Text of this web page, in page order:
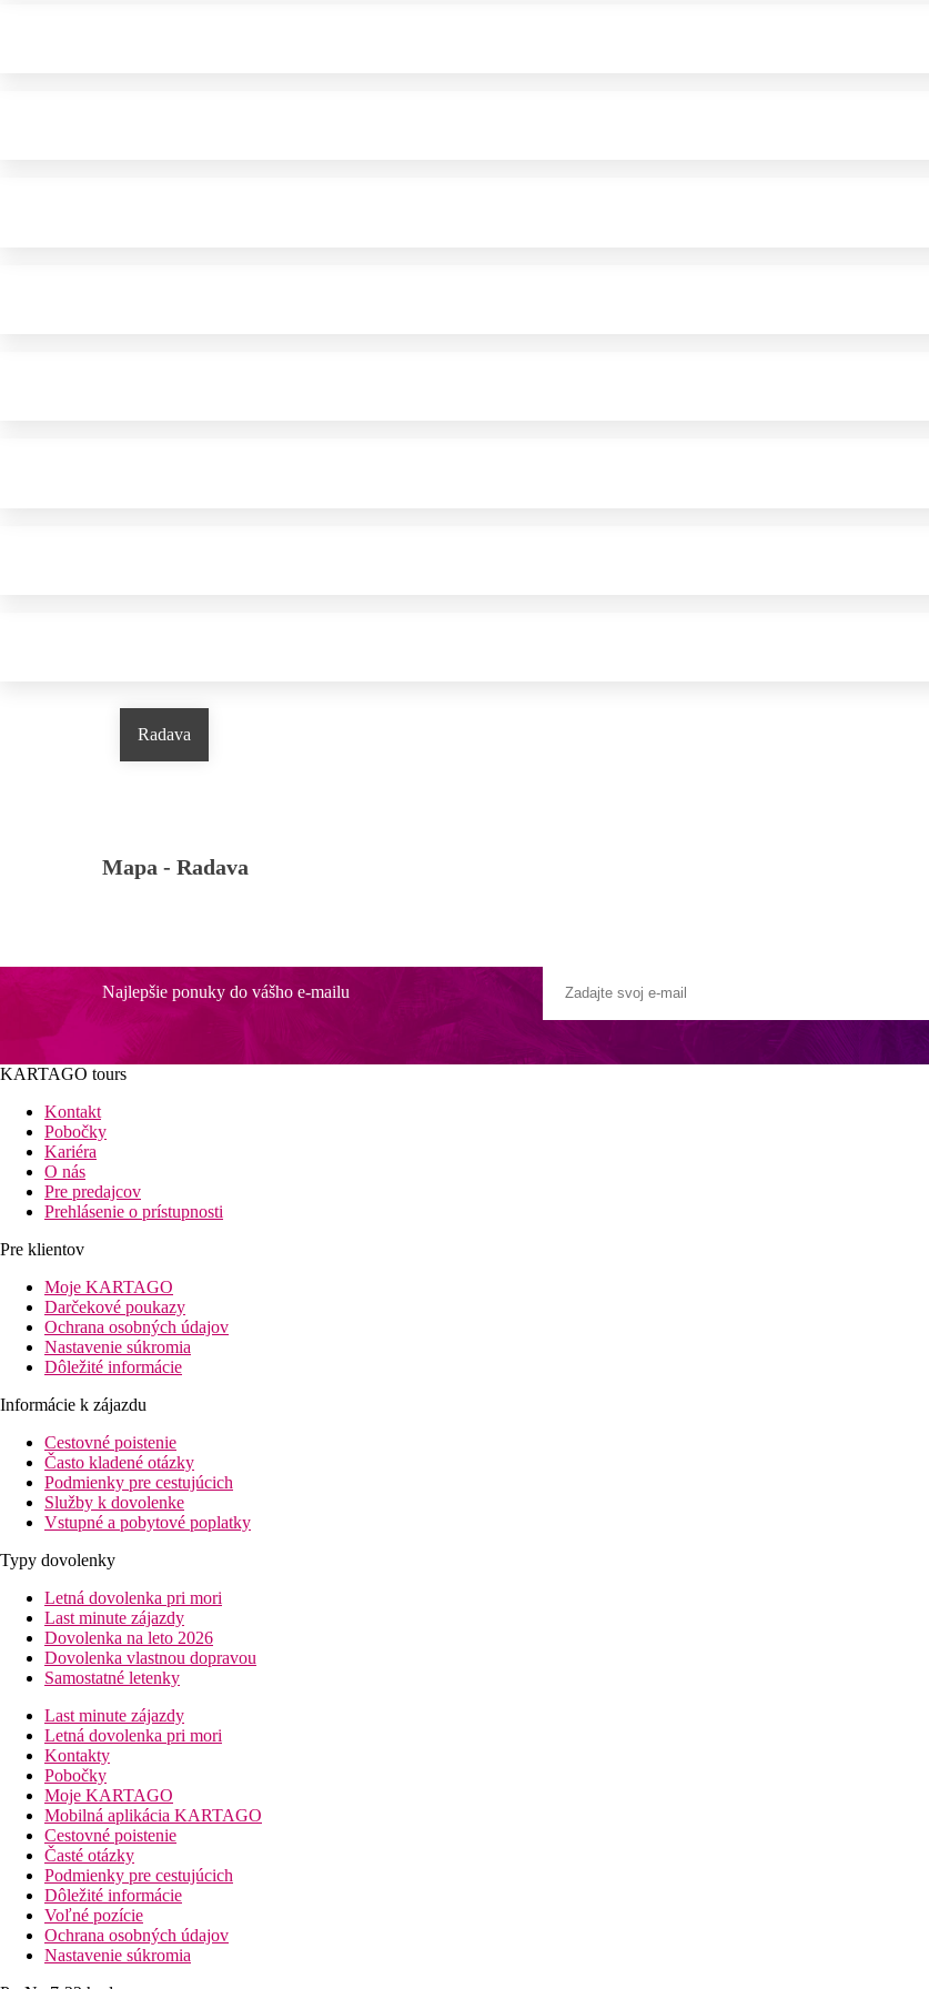
Radava
Mapa - Radava
Najlepšie ponuky do vášho e-mailu
KARTAGO tours
Kontakt
Pobočky
Kariéra
O nás
Pre predajcov
Prehlásenie o prístupnosti
Pre klientov
Moje KARTAGO
Darčekové poukazy
Ochrana osobných údajov
Nastavenie súkromia
Dôležité informácie
Informácie k zájazdu
Cestovné poistenie
Často kladené otázky
Podmienky pre cestujúcich
Služby k dovolenke
Vstupné a pobytové poplatky
Typy dovolenky
Letná dovolenka pri mori
Last minute zájazdy
Dovolenka na leto 2026
Dovolenka vlastnou dopravou
Samostatné letenky
Last minute zájazdy
Letná dovolenka pri mori
Kontakty
Pobočky
Moje KARTAGO
Mobilná aplikácia KARTAGO
Cestovné poistenie
Časté otázky
Podmienky pre cestujúcich
Dôležité informácie
Voľné pozície
Ochrana osobných údajov
Nastavenie súkromia